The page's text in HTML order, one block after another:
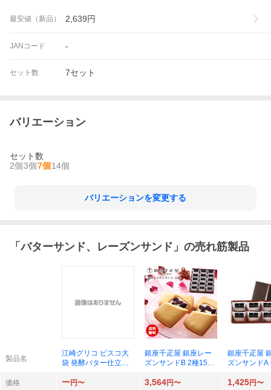
最安値（新品） 2,639円
JANコード -
セット数 7セット
バリエーション
セット数
2個3個7個14個
バリエーションを変更する
「バターサンド、レーズンサンド 」の売れ筋製品
製品名
江崎グリコ ビスコ大
袋 発酵バター仕立て
銀座千疋屋 銀座レー
ズンサンドB 2種15個
銀座千疋屋
ズンサンド
価格
ー円〜 3,564円〜 1,425円〜